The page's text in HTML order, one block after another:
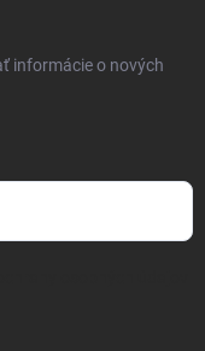
informácie o nových